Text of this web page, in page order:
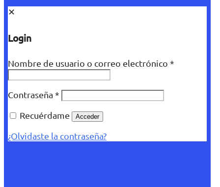
✕
Login
Nombre de usuario o correo electrónico *
Contraseña *
Recuérdame
Acceder
¿Olvidaste la contraseña?